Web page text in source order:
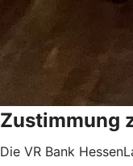
Zustimmung
Die VR Bank